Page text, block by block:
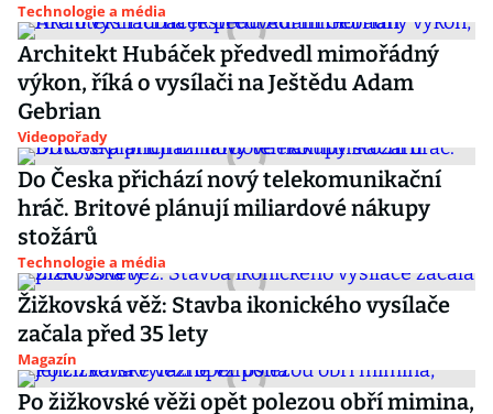
Technologie a média
Architekt Hubáček předvedl mimořádný
výkon, říká o vysílači na Ještědu Adam
Gebrian
Videopořady
Do Česka přichází nový telekomunikační
hráč. Britové plánují miliardové nákupy
stožárů
Technologie a média
Žižkovská věž: Stavba ikonického vysílače
začala před 35 lety
Magazín
Po žižkovské věži opět polezou obří mimina,